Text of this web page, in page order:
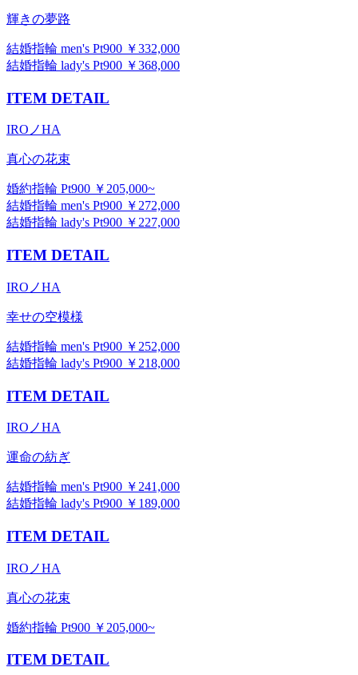
輝きの夢路
結婚指輪 men's Pt900 ￥332,000
結婚指輪 lady's Pt900 ￥368,000
ITEM DETAIL
IROノHA
真心の花束
婚約指輪 Pt900 ￥205,000~
結婚指輪 men's Pt900 ￥272,000
結婚指輪 lady's Pt900 ￥227,000
ITEM DETAIL
IROノHA
幸せの空模様
結婚指輪 men's Pt900 ￥252,000
結婚指輪 lady's Pt900 ￥218,000
ITEM DETAIL
IROノHA
運命の紡ぎ
結婚指輪 men's Pt900 ￥241,000
結婚指輪 lady's Pt900 ￥189,000
ITEM DETAIL
IROノHA
真心の花束
婚約指輪 Pt900 ￥205,000~
ITEM DETAIL